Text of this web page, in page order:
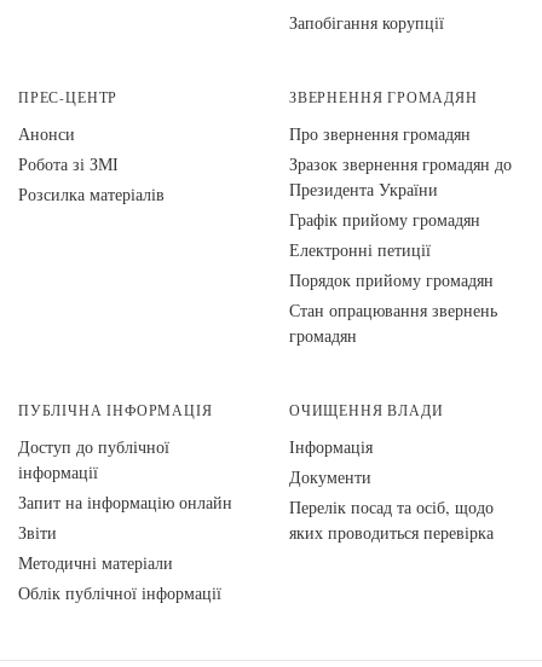
Запобігання корупції
ПРЕС-ЦЕНТР
Анонси
Робота зі ЗМІ
Розсилка матеріалів
ЗВЕРНЕННЯ ГРОМАДЯН
Про звернення громадян
Зразок звернення громадян до
Президента України
Графік прийому громадян
Електронні петиції
Порядок прийому громадян
Стан опрацювання звернень
громадян
ПУБЛІЧНА ІНФОРМАЦІЯ
Доступ до публічної
інформації
Запит на інформацію онлайн
Звіти
Методичні матеріали
Облік публічної інформації
ОЧИЩЕННЯ ВЛАДИ
Інформація
Документи
Перелік посад та осіб, щодо
яких проводиться перевірка